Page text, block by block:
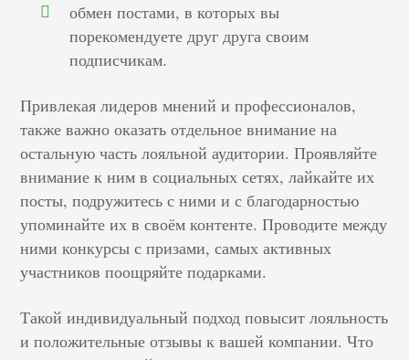
обмен постами, в которых вы
порекомендуете друг друга своим
подписчикам.
Привлекая лидеров мнений и профессионалов,
также важно оказать отдельное внимание на
остальную часть лояльной аудитории. Проявляйте
внимание к ним в социальных сетях, лайкайте их
посты, подружитесь с ними и с благодарностью
упоминайте их в своём контенте. Проводите между
ними конкурсы с призами, самых активных
участников поощряйте подарками.
Такой индивидуальный подход повысит лояльность
и положительные отзывы к вашей компании. Что